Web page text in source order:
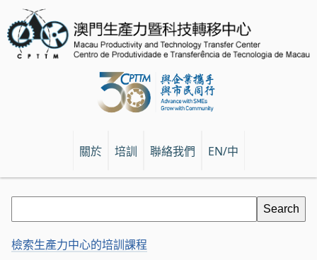
關於 培訓 聯絡我們 EN/中
檢索生產力中心的培訓課程